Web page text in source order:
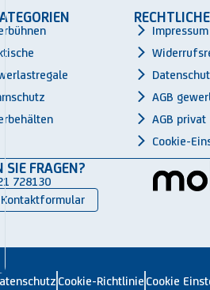
Impressum
AGB
AGB privat
Cookie-
SIE FRAGEN?
728130
Cookie-Richtlinie Cookie